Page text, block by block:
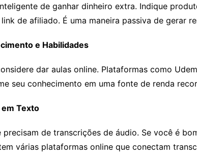
de ganhar dinheiro extra. Indique
de afiliado. É uma maneira passiva de gerar
e Habilidades
dar aulas online. Plataformas como
seu conhecimento em uma fonte de renda
Texto
de transcrições de áudio. Se você é
várias plataformas online que conectam